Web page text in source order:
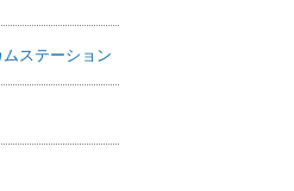
ステーション